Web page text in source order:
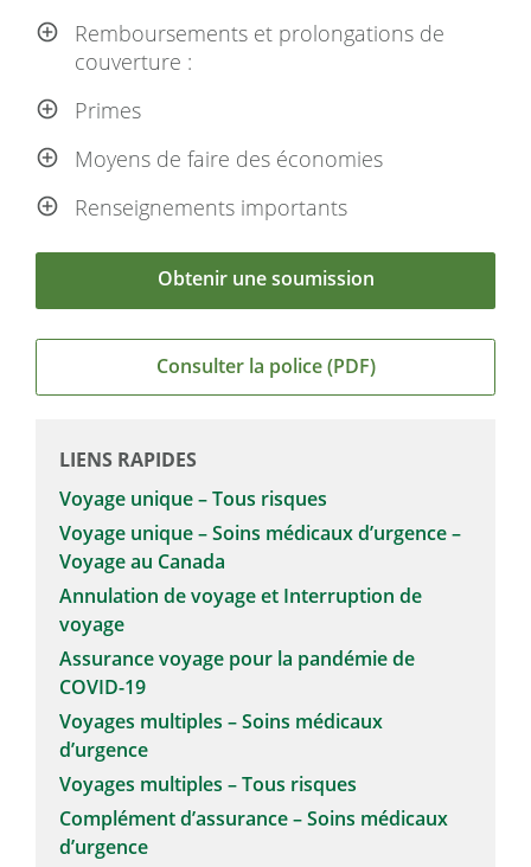
Remboursements et prolongations de
couverture :
Primes
Moyens de faire des économies
Renseignements importants
Obtenir une soumission
Consulter la police (PDF)
LIENS RAPIDES
Voyage unique – Tous risques
Voyage unique – Soins médicaux d’urgence –
Voyage au Canada
Annulation de voyage et Interruption de
voyage
Assurance voyage pour la pandémie de
COVID-19
Voyages multiples – Soins médicaux
d’urgence
Voyages multiples – Tous risques
Complément d’assurance – Soins médicaux
d’urgence